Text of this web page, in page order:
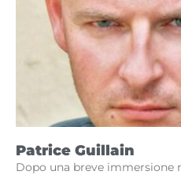
Patrice Guillain
Dopo una breve immersione